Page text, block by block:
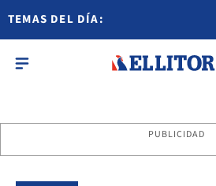
TEMAS DEL DÍA:
PUBLICIDAD